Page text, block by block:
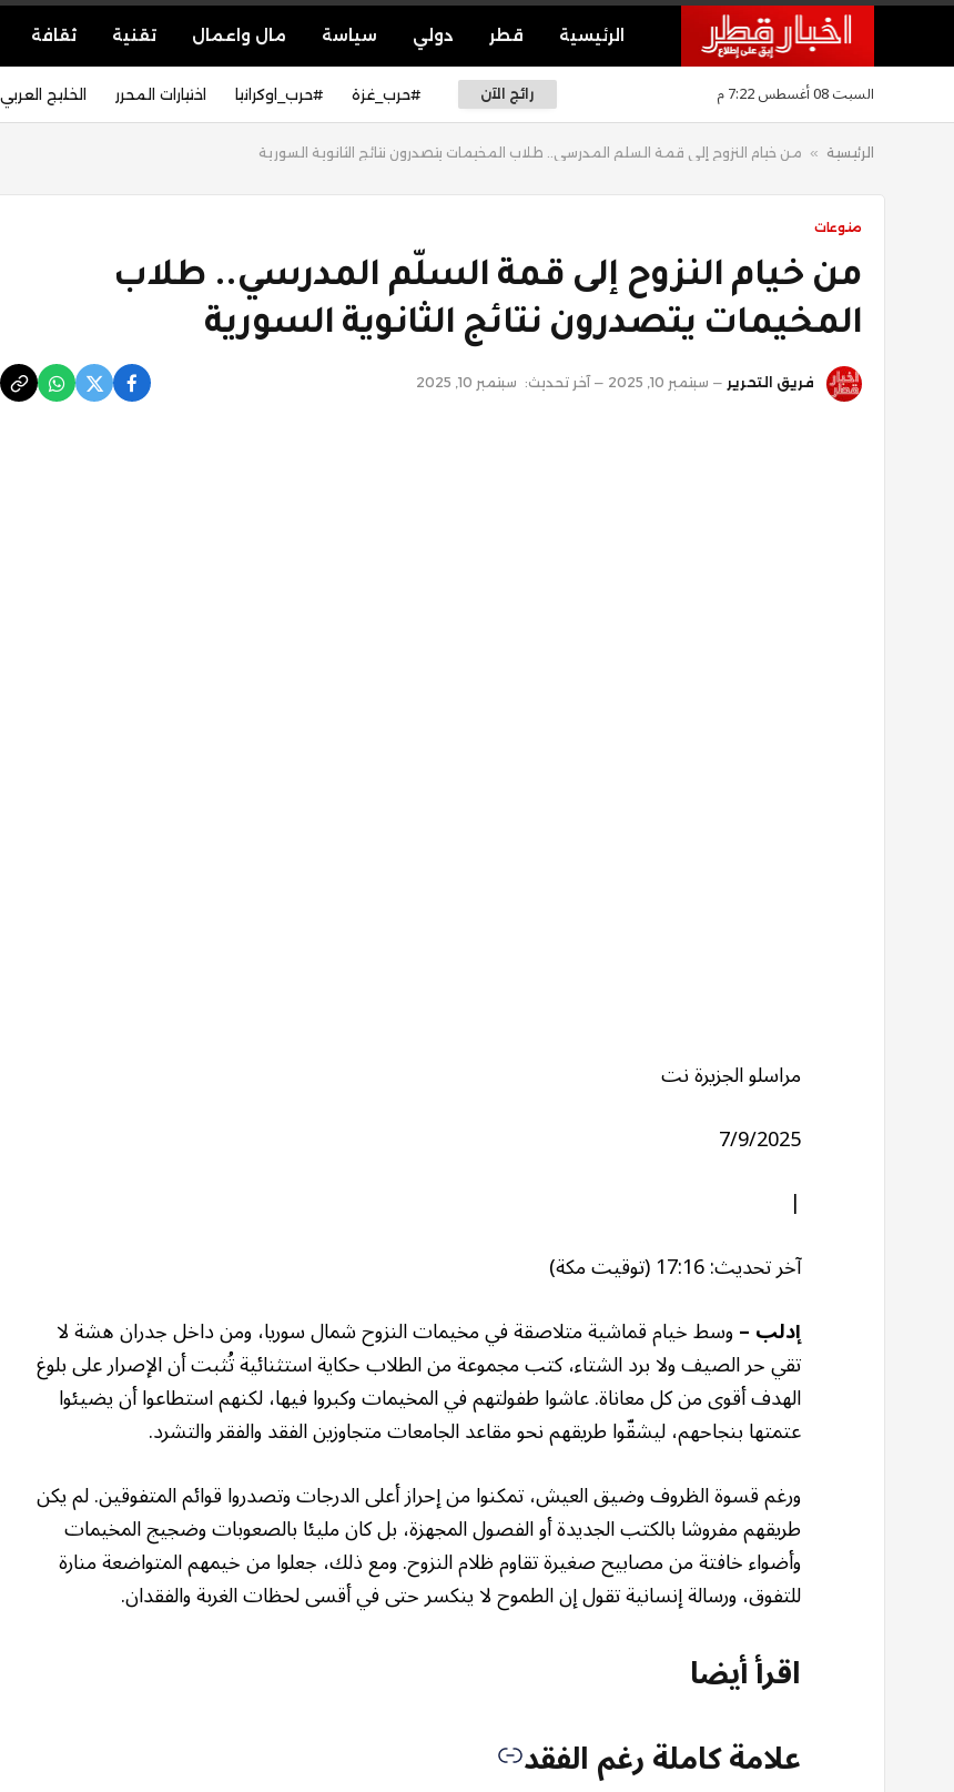
الرئيسية قطر دولي سياسة مال واعمال تقنية ثقافة
السبت 08 أغسطس 7:22 م رائج الآن #حرب_غزة #حرب_اوكرانيا اختيارات المحرر الخليج العربي
الرئيسية » من خيام النزوح إلى قمة السلّم المدرسي.. طلاب المخيمات يتصدرون نتائج الثانوية السورية
منوعات
من خيام النزوح إلى قمة السلّم المدرسي.. طلاب
المخيمات يتصدرون نتائج الثانوية السورية
فريق التحرير سبتمبر 10, 2025 آخر تحديث: سبتمبر 10, 2025
مراسلو الجزيرة نت
7/9/2025
|
آخر تحديث: 17:16 (توقيت مكة)
إدلب –وسط خيام قماشية متلاصقة في مخيمات النزوح شمال سوريا، ومن داخل جدران هشة لا
تقي حر الصيف ولا برد الشتاء، كتب مجموعة من الطلاب حكاية استثنائية تُثبت أن الإصرار على بلوغ
الهدف أقوى من كل معاناة. عاشوا طفولتهم في المخيمات وكبروا فيها، لكنهم استطاعوا أن يضيئوا
عتمتها بنجاحهم، ليشقّوا طريقهم نحو مقاعد الجامعات متجاوزين الفقد والفقر والتشرد.
ورغم قسوة الظروف وضيق العيش، تمكنوا من إحراز أعلى الدرجات وتصدروا قوائم المتفوقين. لم يكن
طريقهم مفروشا بالكتب الجديدة أو الفصول المجهزة، بل كان مليئا بالصعوبات وضجيج المخيمات
وأضواء خافتة من مصابيح صغيرة تقاوم ظلام النزوح. ومع ذلك، جعلوا من خيمهم المتواضعة منارة
للتفوق، ورسالة إنسانية تقول إن الطموح لا ينكسر حتى في أقسى لحظات الغربة والفقدان.
اقرأ أيضا
علامة كاملة رغم الفقد